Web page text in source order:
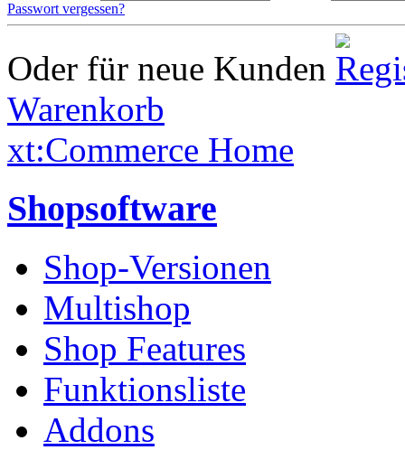
Passwort vergessen?
Oder für neue Kunden
Warenkorb
xt:Commerce Home
Shopsoftware
Shop-Versionen
Multishop
Shop Features
Funktionsliste
Addons